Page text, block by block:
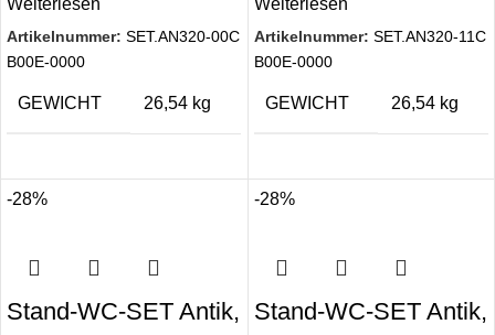
Artikelnummer: SET.AN320-00C
B00E-0000
GEWICHT 26,54 kg
Artikelnummer: SET.AN320-11C
B00E-0000
GEWICHT 26,54 kg
-28%
Stand-WC-SET Antik,
-28%
Stand-WC-SET Antik,